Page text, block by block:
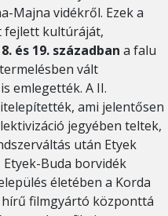
Majna vidékről. Ezek a
fejlett kultúráját,
és 19. században a falu
vált
emlegették. A II.
ami jelentősen
jegyében teltek,
után Etyek
Buda borvidék
életében a Korda
hírű filmgyártó központtá